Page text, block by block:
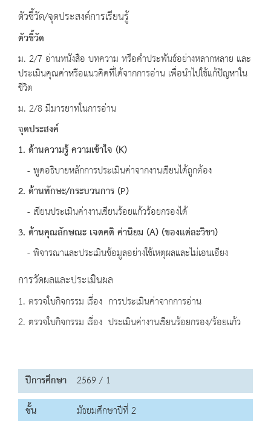
ตัวชี้วัด/จุดประสงค์การเรียนรู้
ตัวชี้วัด
ม. 2/7 อ่านหนังสือ บทความ หรือคำประพันธ์อย่างหลากหลาย และ
ประเมินคุณค่าหรือแนวคิดที่ได้จากการอ่าน เพื่อนำไปใช้แก้ปัญหาใน
ชีวิต
ม. 2/8 มีมารยาทในการอ่าน
จุดประสงค์
1. ด้านความรู้ ความเข้าใจ (K)
- พูดอธิบายหลักการประเมินค่าจากงานเขียนได้ถูกต้อง
2. ด้านทักษะ/กระบวนการ (P)
- เขียนประเมินค่างานเขียนร้อยแก้วร้อยกรองได้
3. ด้านคุณลักษณะ เจตคติ ค่านิยม (A) (ของแต่ละวิชา)
- พิจารณาและประเมินข้อมูลอย่างใช้เหตุผลและไม่เอนเอียง
การวัดผลและประเมินผล
1. ตรวจใบกิจกรรม เรื่อง การประเมินค่าจากการอ่าน
2. ตรวจใบกิจกรรม เรื่อง ประเมินค่างานเขียนร้อยกรอง/ร้อยแก้ว
ปีการศึกษา 2569 / 1
ชั้น
มัธยมศึกษาปีที่ 2